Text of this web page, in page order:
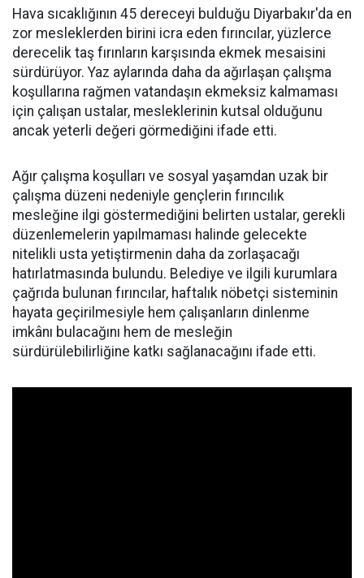
Hava sıcaklığının 45 dereceyi bulduğu Diyarbakır'da en
zor mesleklerden birini icra eden fırıncılar, yüzlerce
derecelik taş fırınların karşısında ekmek mesaisini
sürdürüyor. Yaz aylarında daha da ağırlaşan çalışma
koşullarına rağmen vatandaşın ekmeksiz kalmaması
için çalışan ustalar, mesleklerinin kutsal olduğunu
ancak yeterli değeri görmediğini ifade etti.
Ağır çalışma koşulları ve sosyal yaşamdan uzak bir
çalışma düzeni nedeniyle gençlerin fırıncılık
mesleğine ilgi göstermediğini belirten ustalar, gerekli
düzenlemelerin yapılmaması halinde gelecekte
nitelikli usta yetiştirmenin daha da zorlaşacağı
hatırlatmasında bulundu. Belediye ve ilgili kurumlara
çağrıda bulunan fırıncılar, haftalık nöbetçi sisteminin
hayata geçirilmesiyle hem çalışanların dinlenme
imkânı bulacağını hem de mesleğin
sürdürülebilirliğine katkı sağlanacağını ifade etti.